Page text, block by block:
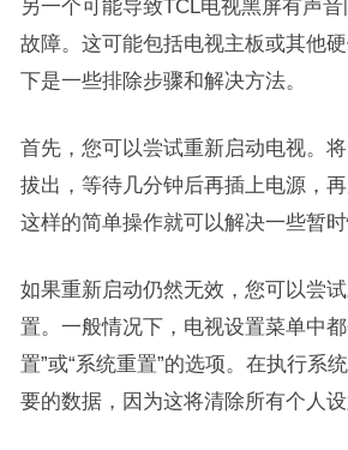
另一个可能导致TCL电视黑屏有声
故障。这可能包括电视主板或其他
下是一些排除步骤和解决方法。
首先，您可以尝试重新启动电视。
拔出，等待几分钟后再插上电源，
这样的简单操作就可以解决一些暂时
如果重新启动仍然无效，您可以尝
置。一般情况下，电视设置菜单中
置”或“系统重置”的选项。在执行系
要的数据，因为这将清除所有个人设